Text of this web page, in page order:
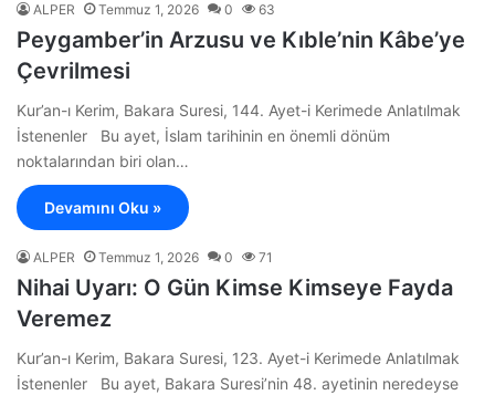
ALPER Temmuz 1, 2026 0 63
Peygamber’in Arzusu ve Kıble’nin Kâbe’ye
Çevrilmesi
Kur’an-ı Kerim, Bakara Suresi, 144. Ayet-i Kerimede Anlatılmak
İstenenler Bu ayet, İslam tarihinin en önemli dönüm
noktalarından biri olan…
Devamını Oku »
ALPER Temmuz 1, 2026 0 71
Nihai Uyarı: O Gün Kimse Kimseye Fayda
Veremez
Kur’an-ı Kerim, Bakara Suresi, 123. Ayet-i Kerimede Anlatılmak
İstenenler Bu ayet, Bakara Suresi’nin 48. ayetinin neredeyse